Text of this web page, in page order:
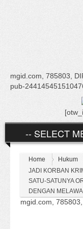
mgid.com, 785803,
pub-
Home Hukum
JADI KORBAN
SATU-SATUNYA
DENGAN
mgid.com,